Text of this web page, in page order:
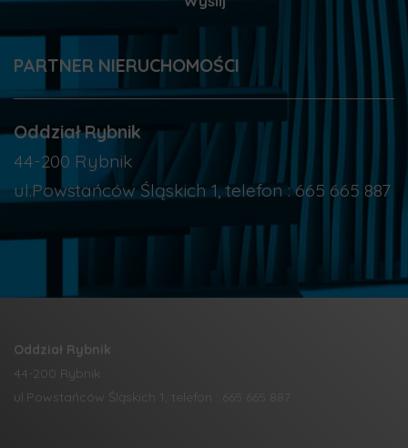
PARTNER NIERUCHOMOŚCI
Oddział Rybnik
44-200 Rybnik
ul.Powstańców Śląskich 1, telefon : 665 665 887
Oddział Rybnik
44-200 Rybnik
ul.Powstańców Śląskich 1, telefon : 665 665 887